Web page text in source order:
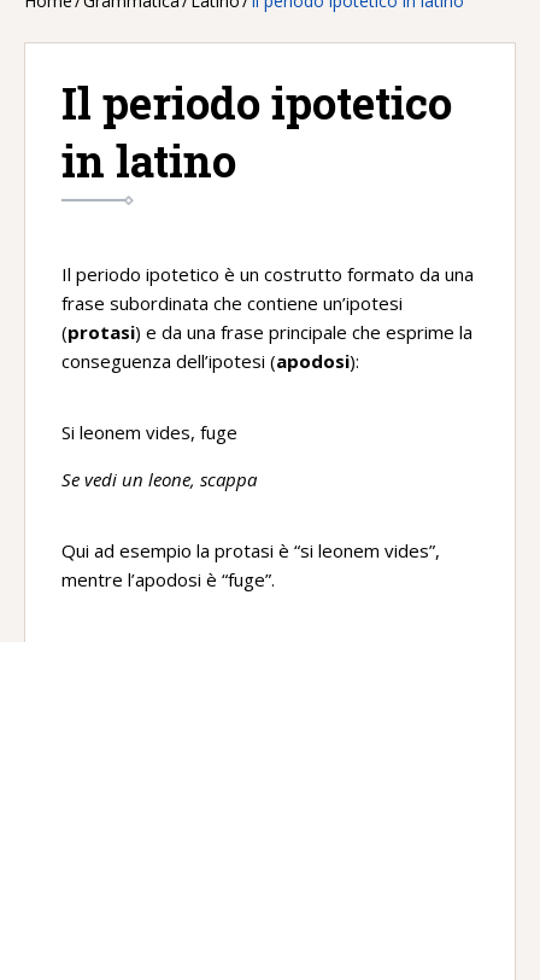
Il periodo ipotetico
in latino
Il periodo ipotetico è un costrutto formato da una
frase subordinata che contiene un’ipotesi
(protasi) e da una frase principale che esprime la
conseguenza dell’ipotesi (apodosi):
Si leonem vides, fuge
Se vedi un leone, scappa
Qui ad esempio la protasi è “si leonem vides”,
mentre l’apodosi è “fuge”.